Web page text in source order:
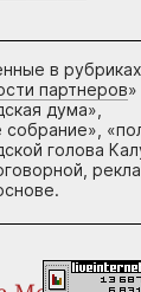
в
партнеров
дума»,
голова